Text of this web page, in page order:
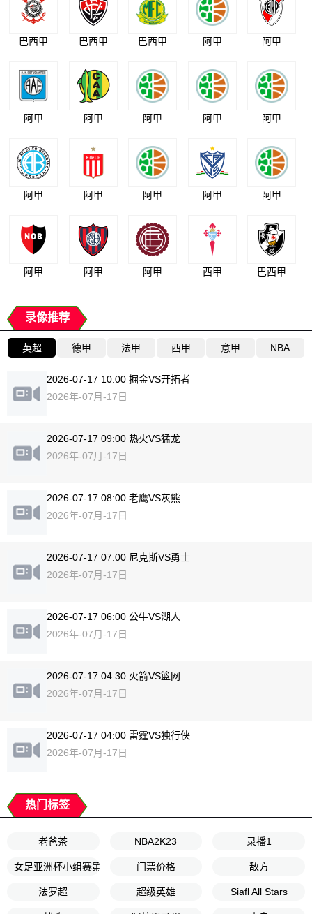
巴西甲 巴西甲 巴西甲 阿甲 阿甲
阿甲 阿甲 阿甲 阿甲 阿甲
阿甲 阿甲 阿甲 阿甲 阿甲
阿甲 阿甲 阿甲 西甲 巴西甲
录像推荐
英超 德甲 法甲 西甲 意甲 NBA
2026-07-17 10:00 掘金VS开拓者
2026年-07月-17日
2026-07-17 09:00 热火VS猛龙
2026年-07月-17日
2026-07-17 08:00 老鹰VS灰熊
2026年-07月-17日
2026-07-17 07:00 尼克斯VS勇士
2026年-07月-17日
2026-07-17 06:00 公牛VS湖人
2026年-07月-17日
2026-07-17 04:30 火箭VS篮网
2026年-07月-17日
2026-07-17 04:00 雷霆VS独行侠
2026年-07月-17日
热门标签
老爸茶 NBA2K23 录播1
女足亚洲杯小组赛第1轮 门票价格 敌方
法罗超 超级英雄 Siafl All Stars